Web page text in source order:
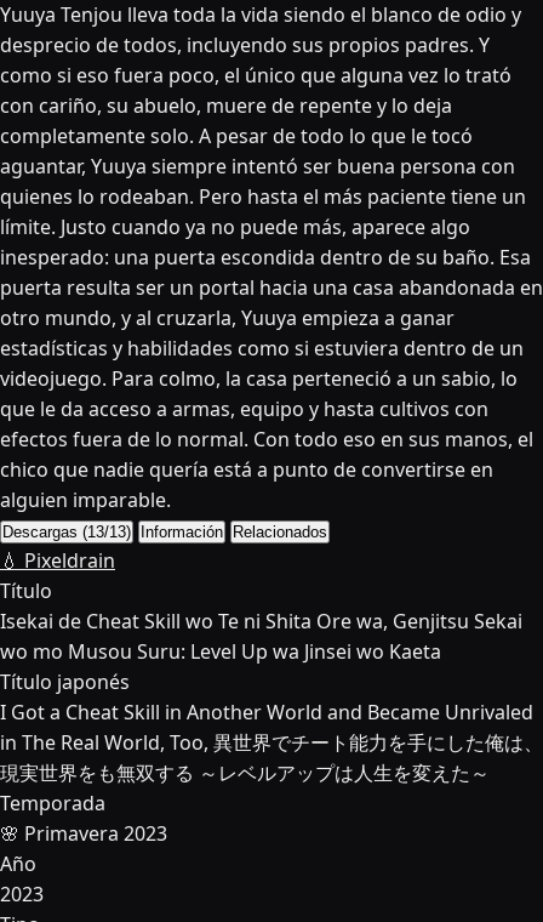
Yuuya Tenjou lleva toda la vida siendo el blanco de odio y
desprecio de todos, incluyendo sus propios padres. Y
como si eso fuera poco, el único que alguna vez lo trató
con cariño, su abuelo, muere de repente y lo deja
completamente solo. A pesar de todo lo que le tocó
aguantar, Yuuya siempre intentó ser buena persona con
quienes lo rodeaban. Pero hasta el más paciente tiene un
límite. Justo cuando ya no puede más, aparece algo
inesperado: una puerta escondida dentro de su baño. Esa
puerta resulta ser un portal hacia una casa abandonada en
otro mundo, y al cruzarla, Yuuya empieza a ganar
estadísticas y habilidades como si estuviera dentro de un
videojuego. Para colmo, la casa perteneció a un sabio, lo
que le da acceso a armas, equipo y hasta cultivos con
efectos fuera de lo normal. Con todo eso en sus manos, el
chico que nadie quería está a punto de convertirse en
alguien imparable.
Descargas (13/13) Información Relacionados
💧 Pixeldrain
Título
Isekai de Cheat Skill wo Te ni Shita Ore wa, Genjitsu Sekai
wo mo Musou Suru: Level Up wa Jinsei wo Kaeta
Título japonés
I Got a Cheat Skill in Another World and Became Unrivaled
in The Real World, Too, 異世界でチート能力を手にした俺は、
現実世界をも無双する ～レベルアップは人生を変えた～
Temporada
🌸 Primavera 2023
Año
2023